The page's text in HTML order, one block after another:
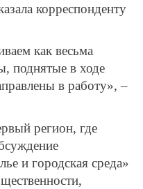
корреспонденту
как весьма
поднятые в ходе
в работу», –
регион, где
и городская среда»